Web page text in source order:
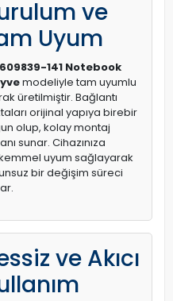
ve
Uyum
141 Notebook
modeliyle tam uyumlu
üretilmiştir. Bağlantı
orijinal yapıya birebir
olup, kolay montaj
sunar. Cihazınıza
uyum sağlayarak
bir değişim süreci
ve Akıcı